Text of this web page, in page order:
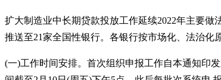
扩大制造业中长期贷款投放工作延续2022年主要做
推送至21家全国性银行。各银行按市场化、法治化
(一)工作时间安排。首次组织申报工作自本通知印